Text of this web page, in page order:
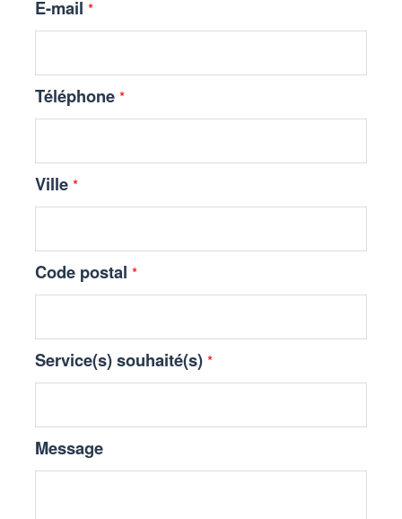
E-mail *
Téléphone *
Ville *
Code postal *
Service(s) souhaité(s) *
Message